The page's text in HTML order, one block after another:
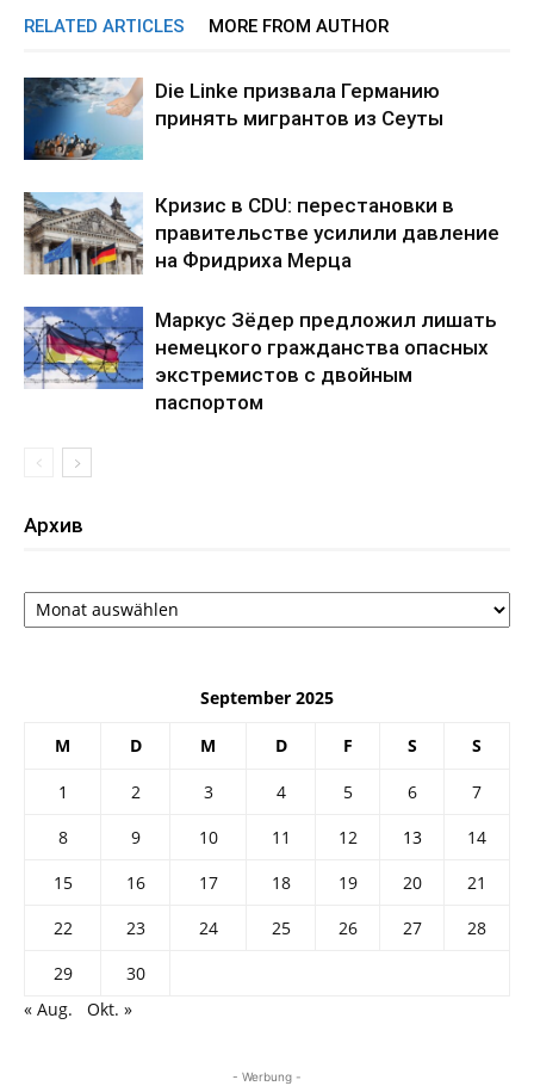
RELATED ARTICLES MORE FROM AUTHOR
Die Linke призвала Германию
принять мигрантов из Сеуты
Кризис в CDU: перестановки в
правительстве усилили давление
на Фридриха Мерца
Маркус Зёдер предложил лишать
немецкого гражданства опасных
экстремистов с двойным
паспортом
Архив
Архив
September 2025
M D M D F S S
1 2 3 4 5 6
7
8
9 10 11 12 13
14
15
16 17 18 19 20
21
22
23 24 25 26 27
28
29
30
« Aug.
Okt. »
- Werbung -